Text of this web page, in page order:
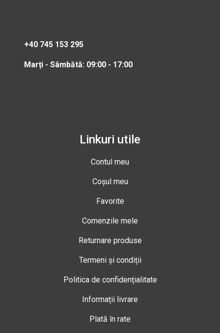
+40 745 153 295
Marți - Sâmbătă: 09:00 - 17:00
Linkuri utile
Contul meu
Coșul meu
Favorite
Comenzile mele
Returnare produse
Termeni și condiții
Politica de confidențialitate
Informații livrare
Plată în rate